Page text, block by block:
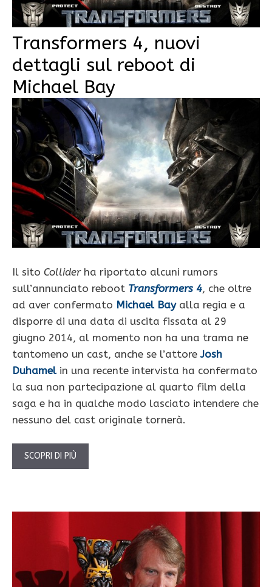
Transformers 4, nuovi
dettagli sul reboot di
Michael Bay
Il sito Colliderha riportato alcuni rumors
sull’annunciato reboot Transformers 4, che oltre
ad aver confermato Michael Bayalla regia e a
disporre di una data di uscita fissata al 29
giugno 2014, al momento non ha una trama ne
tantomeno un cast, anche se l’attoreJosh
Duhamel in una recente intervista ha confermato
la sua non partecipazione al quarto film della
saga e ha in qualche modo lasciato intendere che
nessuno del cast originale tornerà.
SCOPRI DI PIÙ